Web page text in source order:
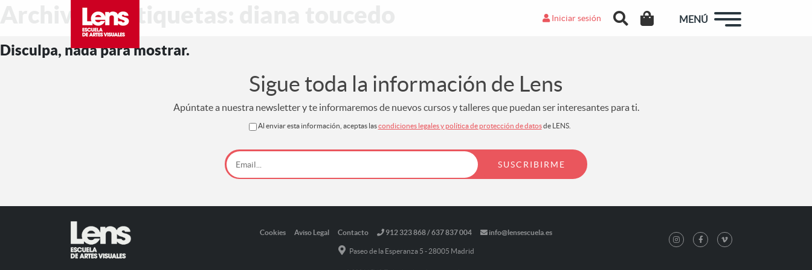
Iniciar sesión MENÚ
Archivo de etiquetas: diana toucedo
Disculpa, nada para mostrar.
Sigue toda la información de Lens
Apúntate a nuestra newsletter y te informaremos de nuevos cursos y talleres que puedan ser interesantes para ti.
Al enviar esta información, aceptas lascondiciones legales y política de protección de datosde LENS.
Cookies Aviso Legal Contacto 912 323 868 / 637 837 004 info@lensescuela.es
Paseo de la Esperanza 5 - 28005 Madrid